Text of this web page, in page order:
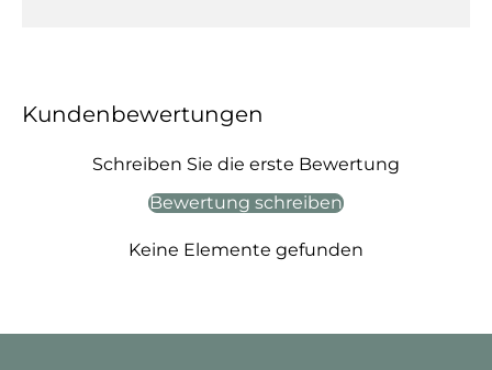
Kundenbewertungen
Schreiben Sie die erste Bewertung
Bewertung schreiben
Keine Elemente gefunden